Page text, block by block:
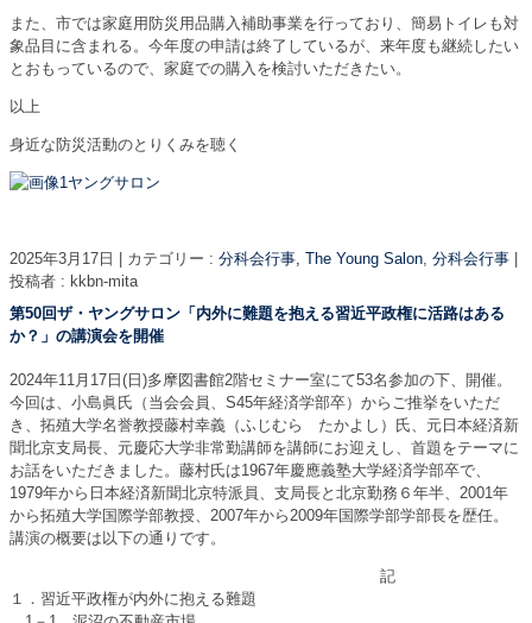
また、市では家庭用防災用品購入補助事業を行っており、簡易トイレも対
象品目に含まれる。今年度の申請は終了しているが、来年度も継続したい
とおもっているので、家庭での購入を検討いただきたい。
以上
身近な防災活動のとりくみを聴く
2025年3月17日 | カテゴリー : 分科会行事, The Young Salon 分科会行事 |
投稿者 : kkbn-mita
第50回ザ・ヤングサロン「内外に難題を抱える習近平政権に活路はある
か？」の講演会を開催
2024年11月17日(日)多摩図書館2階セミナー室にて53名参加の下、開催。
今回は、小島眞氏（当会会員、S45年経済学部卒）からご推挙をいただ
き、拓殖大学名誉教授藤村幸義（ふじむら たかよし）氏、元日本経済新
聞北京支局長、元慶応大学非常勤講師を講師にお迎えし、首題をテーマに
お話をいただきました。藤村氏は1967年慶應義塾大学経済学部卒で、
1979年から日本経済新聞北京特派員、支局長と北京勤務６年半、2001年
から拓殖大学国際学部教授、2007年から2009年国際学部学部長を歴任。
講演の概要は以下の通りです。
記
１．習近平政権が内外に抱える難題